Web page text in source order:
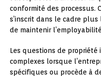
conformité des processus.
s’inscrit dans le cadre
de maintenir
Les questions de
complexes lorsque
spécifiques ou procède à